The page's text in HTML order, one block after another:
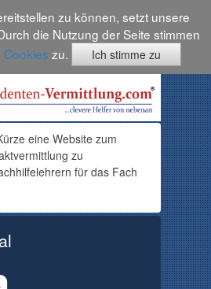
zu können, setzt unsere
die Nutzung der Seite stimmen
Cookies zu. Ich stimme zu
eine Website zum
zu
für das Fach